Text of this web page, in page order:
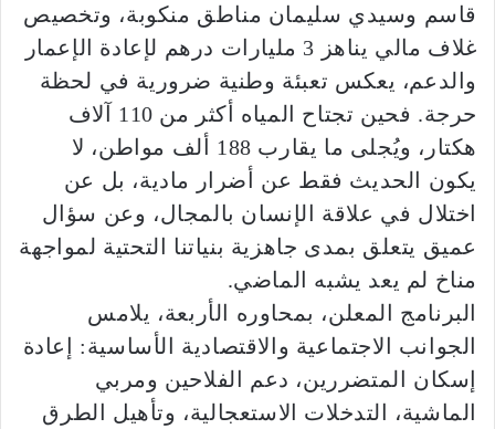
قاسم وسيدي سليمان مناطق منكوبة، وتخصيص
غلاف مالي يناهز 3 مليارات درهم لإعادة الإعمار
والدعم، يعكس تعبئة وطنية ضرورية في لحظة
حرجة. فحين تجتاح المياه أكثر من 110 آلاف
هكتار، ويُجلى ما يقارب 188 ألف مواطن، لا
يكون الحديث فقط عن أضرار مادية، بل عن
اختلال في علاقة الإنسان بالمجال، وعن سؤال
عميق يتعلق بمدى جاهزية بنياتنا التحتية لمواجهة
مناخ لم يعد يشبه الماضي.
البرنامج المعلن، بمحاوره الأربعة، يلامس
الجوانب الاجتماعية والاقتصادية الأساسية: إعادة
إسكان المتضررين، دعم الفلاحين ومربي
الماشية، التدخلات الاستعجالية، وتأهيل الطرق